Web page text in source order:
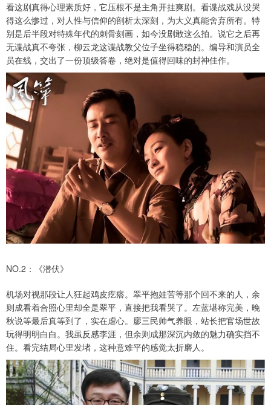
看这剧真得心理素质好，它压根不是主角开挂爽剧。看谍战戏从没哭
得这么惨过，对人性与信仰的剖析太深刻，为大义真能舍弃所有。特
别是后半段对特殊年代的刺骨刻画，如今没剧敢这么拍。说它之后再
无谍战真不夸张，柳云龙这谍战教父位子坐得稳稳的。编导和演员全
员在线，交出了一份顶级答卷，绝对是值得回味的封神佳作。
NO.2：《潜伏》
机场对视那段让人狂起鸡皮疙瘩。翠平抱娃苦等那个回不来的人，余
则成看着合照心里却全是翠平，直接把我看哭了。左蓝堪称完美，晚
秋说等最后真等到了，实在虐心。廖三民帅气养眼，站长把官场世故
玩得明明白白。我虽反感李涯，但余则成那深沉内敛的魅力确实挡不
住。看完结局心里发堵，这种意难平的感觉太折磨人。